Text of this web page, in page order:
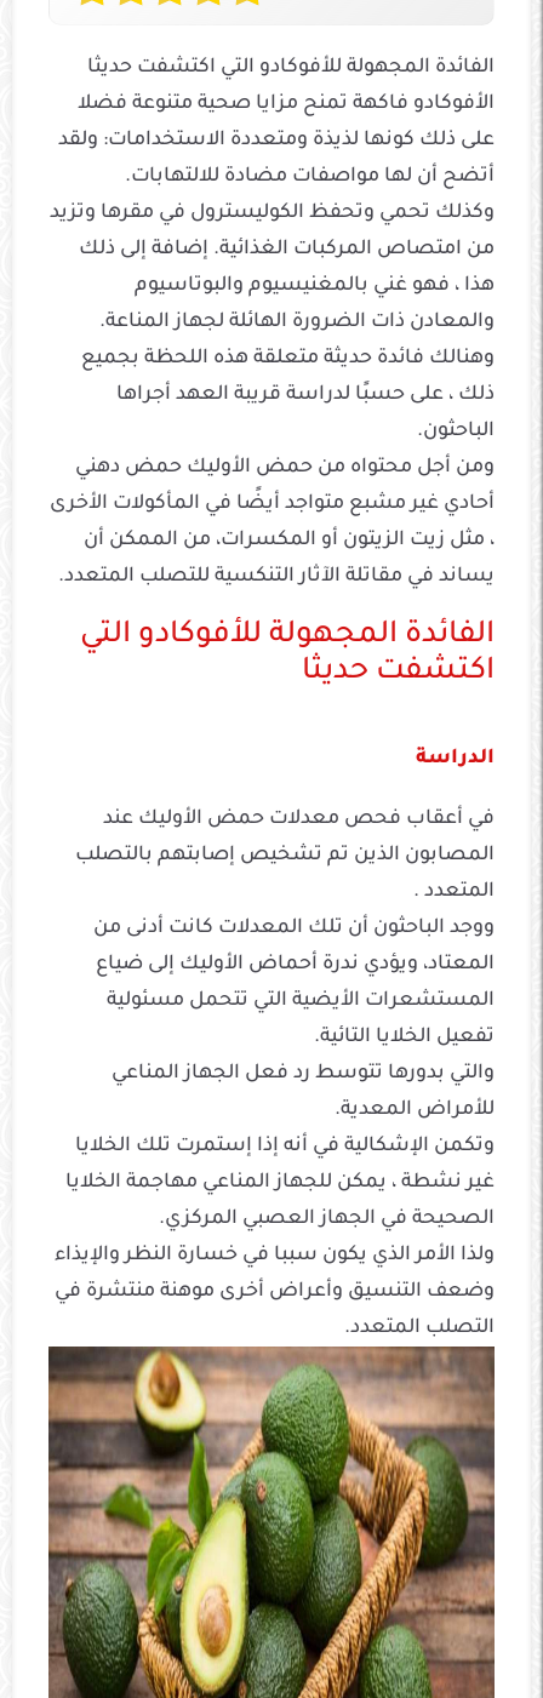
الفائدة المجهولة للأفوكادو التي اكتشفت حديثا
الأفوكادو فاكهة تمنح مزايا صحية متنوعة فضلا
على ذلك كونها لذيذة ومتعددة الاستخدامات: ولقد
أتضح أن لها مواصفات مضادة للالتهابات.
وكذلك تحمي وتحفظ الكوليسترول في مقرها وتزيد
من امتصاص المركبات الغذائية. إضافة إلى ذلك
هذا ، فهو غني بالمغنيسيوم والبوتاسيوم
والمعادن ذات الضرورة الهائلة لجهاز المناعة.
وهنالك فائدة حديثة متعلقة هذه اللحظة بجميع
ذلك ، على حسبًا لدراسة قريبة العهد أجراها
الباحثون.
ومن أجل محتواه من حمض الأوليك حمض دهني
أحادي غير مشبع متواجد أيضًا في المأكولات الأخرى
، مثل زيت الزيتون أو المكسرات، من الممكن أن
يساند في مقاتلة الآثار التنكسية للتصلب المتعدد.
الفائدة المجهولة للأفوكادو التي
اكتشفت حديثا
الدراسة
في أعقاب فحص معدلات حمض الأوليك عند
المصابون الذين تم تشخيص إصابتهم بالتصلب
المتعدد .
ووجد الباحثون أن تلك المعدلات كانت أدنى من
المعتاد، ويؤدي ندرة أحماض الأوليك إلى ضياع
المستشعرات الأيضية التي تتحمل مسئولية
تفعيل الخلايا التائية.
والتي بدورها تتوسط رد فعل الجهاز المناعي
للأمراض المعدية.
وتكمن الإشكالية في أنه إذا إستمرت تلك الخلايا
غير نشطة ، يمكن للجهاز المناعي مهاجمة الخلايا
الصحيحة في الجهاز العصبي المركزي.
ولذا الأمر الذي يكون سببا في خسارة النظر والإيذاء
وضعف التنسيق وأعراض أخرى موهنة منتشرة في
التصلب المتعدد.